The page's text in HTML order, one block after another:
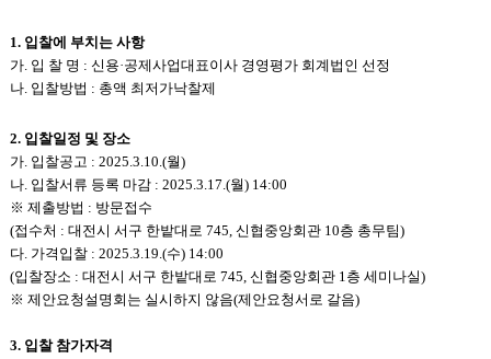
1. 입찰에 부치는 사항
가. 입 찰 명 : 신용·공제사업대표이사 경영평가 회계법인 선정
나. 입찰방법 : 총액 최저가낙찰제
2. 입찰일정 및 장소
가. 입찰공고 : 2025.3.10.(월)
나. 입찰서류 등록 마감 : 2025.3.17.(월) 14:00
※ 제출방법 : 방문접수
(접수처 : 대전시 서구 한밭대로 745, 신협중앙회관 10층 총무팀)
다. 가격입찰 : 2025.3.19.(수) 14:00
(입찰장소 : 대전시 서구 한밭대로 745, 신협중앙회관 1층 세미나실)
※ 제안요청설명회는 실시하지 않음(제안요청서로 갈음)
3. 입찰 참가자격